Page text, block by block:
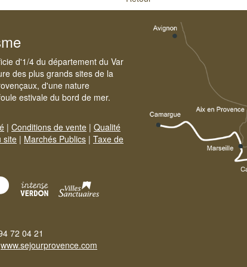
d'1/4 du département du Var
des plus grands sites de la
d'une nature
estivale du bord de mer.
| Conditions de vente | Qualité
site | Marchés Publics | Taxe de
72 04 21
www.sejourprovence.com